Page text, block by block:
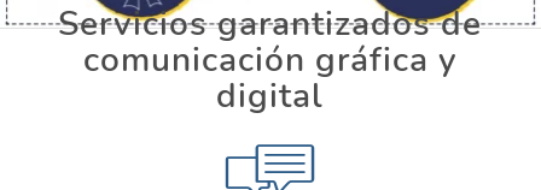
Servicios garantizados de
comunicación gráfica y
digital